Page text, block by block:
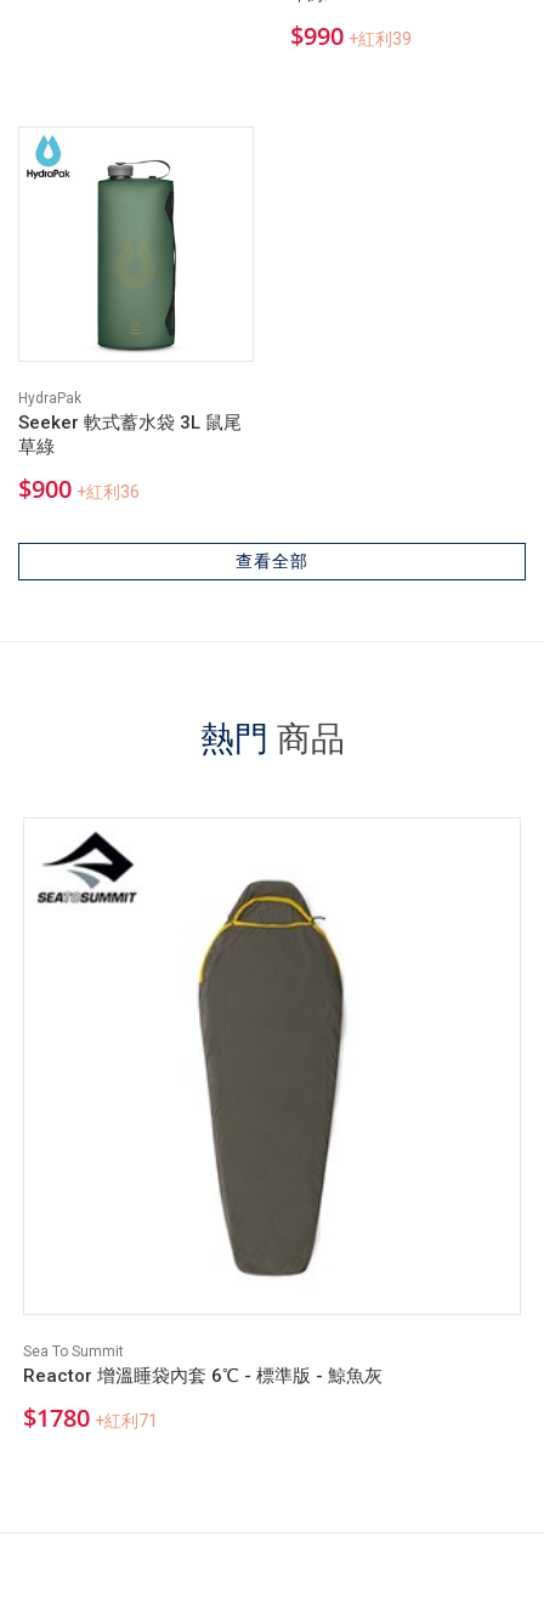
$990 +紅利39
HydraPak
Seeker 軟式蓄水袋 3L 鼠尾
草綠
$900 +紅利36
查看全部
熱門 商品
Sea To Summit
Reactor 增溫睡袋內套 6℃ - 標準版 - 鯨魚灰
$1780 +紅利71